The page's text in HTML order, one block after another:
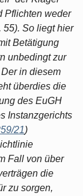
Pflichten weder
55). So liegt hier
Betätigung
unbedingt zur
in diesem
überdies die
des EuGH
Instanzgerichts
21)
Fall von über
die
zu sorgen,